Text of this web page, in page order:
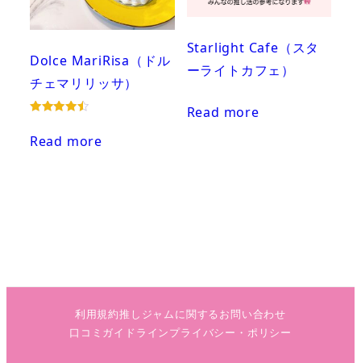
Dolce MariRisa（ドル
チェマリリッサ）
out of 5
Read more
Starlight Cafe（スタ
ーライトカフェ）
Read more
利用規約推しジャムに関するお問い合わせ
口コミガイドラインプライバシー・ポリシー